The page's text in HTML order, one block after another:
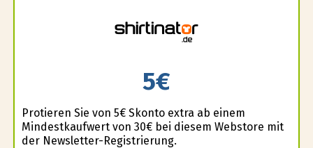
5€
Profitieren Sie von 5€ Skonto extra ab einem
Mindestkaufwert von 30€ bei diesem Webstore mit
der Newsletter-Registrierung.